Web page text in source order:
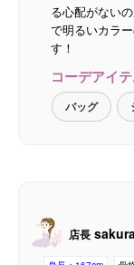
る心配がない
で明るいカラ
す！
コーデアイ
バッグ
店長